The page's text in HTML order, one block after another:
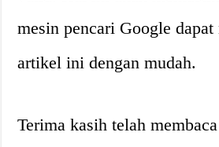
mesin pencari Google dapat
artikel ini dengan mudah.
Terima kasih telah